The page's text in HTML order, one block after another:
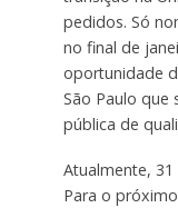
pedidos. Só
no final de
oportunidade
São Paulo que
pública de
Atualmente,
Para o